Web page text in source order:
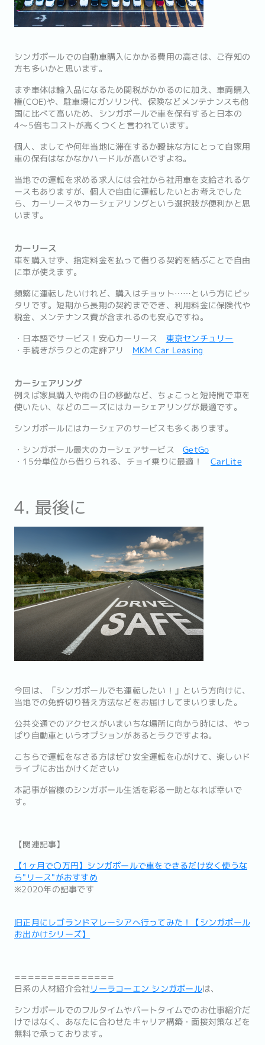
シンガポールでの自動車購入にかかる費用の高さは、ご存知の
方も多いかと思います。
まず車体は輸入品になるため関税がかかるのに加え、車両購入
権(COE)や、駐車場にガソリン代、保険などメンテナンスも他
国に比べて高いため、シンガポールで車を保有すると日本の
4〜5倍もコストが高くつくと言われています。
個人、ましてや何年当地に滞在するか曖昧な方にとって自家用
車の保有はなかなかハードルが高いですよね。
当地での運転を求める求人には会社から社用車を支給されるケ
ースもありますが、個人で自由に運転したいとお考えでした
ら、カーリースやカーシェアリングという選択肢が便利かと思
います。
カーリース
車を購入せず、指定料金を払って借りる契約を結ぶことで自由
に車が使えます。
頻繁に運転したいけれど、購入はチョット……という方にピッ
タリです。短期から長期の契約まででき、利用料金に保険代や
税金、メンテナンス費が含まれるのも安心ですね。
・日本語でサービス！安心カーリース 東京センチュリー
・手続きがラクとの定評アリ MKM Car Leasing
カーシェアリング
例えば家具購入や雨の日の移動など、ちょこっと短時間で車を
使いたい、などのニーズにはカーシェアリングが最適です。
シンガポールにはカーシェアのサービスも多くあります。
・シンガポール最大のカーシェアサービス GetGo
・15分単位から借りられる、チョイ乗りに最適！ CarLite
4. 最後に
今回は、「シンガポールでも運転したい！」という方向けに、
当地での免許切り替え方法などをお届けしてまいりました。
公共交通でのアクセスがいまいちな場所に向かう時には、やっ
ぱり自動車というオプションがあるとラクですよね。
こちらで運転をなさる方はぜひ安全運転を心がけて、楽しいド
ライブにお出かけください♪
本記事が皆様のシンガポール生活を彩る一助となれば幸いで
す。
【関連記事】
【1ヶ月で〇万円】シンガポールで車をできるだけ安く使うな
ら"リース"がおすすめ
※2020年の記事です
旧正月にレゴランドマレーシアへ行ってみた！【シンガポール
お出かけシリーズ】
===============
日系の人材紹介会社リーラコーエン シンガポールは、
シンガポールでのフルタイムやパートタイムでのお仕事紹介だ
けではなく、あなたに合わせたキャリア構築・面接対策などを
無料で承っております。